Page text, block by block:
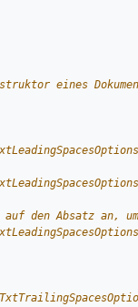
eines
den Absatz an,